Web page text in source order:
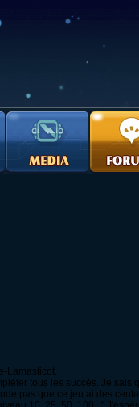
Lamasticot.
tous les succès. Je
pas que ce jeu ai des